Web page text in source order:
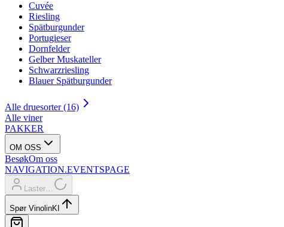
Cuvée
Riesling
Spätburgunder
Portugieser
Dornfelder
Gelber Muskateller
Schwarzriesling
Blauer Spätburgunder
Alle druesorter (16)
Alle viner
PAKKER
OM OSS
BesøkOm oss
NAVIGATION.EVENTSPAGE
Laster…
Spør VinolinKI